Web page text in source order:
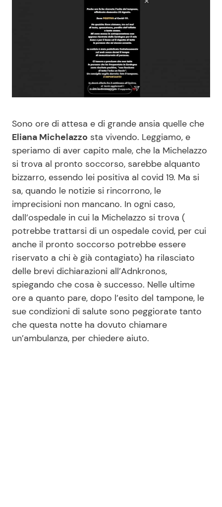
Moda e Style
Mondo Mamma
News benessere
Viaggi e Turismo
Festività
Cucina e Ricette
Consigli di Cucina
Dolci
Le Ricette in TV
Primi Piatti
Ricette Facili e Veloci
Ricette Feste
Ricette per Bambini
Seguici
Info
Sono ore di attesa e di grande ansia quelle che
Eliana Michelazzo sta vivendo. Leggiamo, e
speriamo di aver capito male, che la Michelazzo
si trova al pronto soccorso, sarebbe alquanto
bizzarro, essendo lei positiva al covid 19. Ma si
sa, quando le notizie si rincorrono, le
imprecisioni non mancano. In ogni caso,
dall’ospedale in cui la Michelazzo si trova (
potrebbe trattarsi di un ospedale covid, per cui
anche il pronto soccorso potrebbe essere
riservato a chi è già contagiato) ha rilasciato
delle brevi dichiarazioni all’Adnkronos,
spiegando che cosa è successo. Nelle ultime
ore a quanto pare, dopo l’esito del tampone, le
sue condizioni di salute sono peggiorate tanto
che questa notte ha dovuto chiamare
un’ambulanza, per chiedere aiuto.